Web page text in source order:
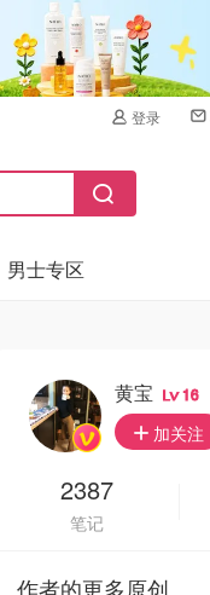
登录
男士专区
黄宝 16
加关注
2387
笔记
作者的更多原创